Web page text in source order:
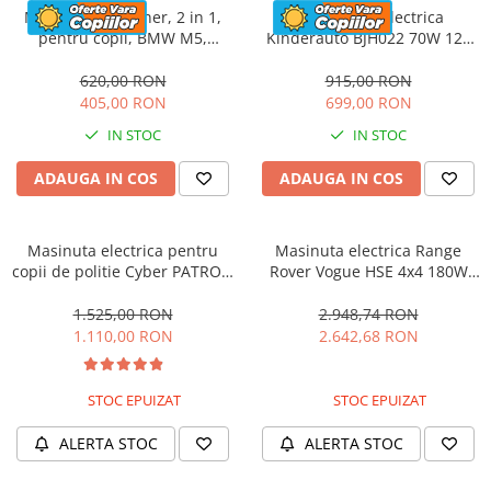
Masinuta cu maner, 2 in 1,
pentru copii, BMW M5,
620,00 RON
405,00 RON
IN STOC
ADAUGA IN COS
Motocicleta electrica
Kinderauto BJH022 70W 12V
culoare Rosie
915,00 RON
699,00 RON
IN STOC
ADAUGA IN COS
Masinuta electrica pentru
copii de politie Cyber PATROL,
90W, 12V, Black & White
1.525,00 RON
1.110,00 RON
STOC EPUIZAT
ALERTA STOC
Masinuta electrica Range
Rover Vogue HSE 4x4 180W
2.948,74 RON
2.642,68 RON
STOC EPUIZAT
ALERTA STOC